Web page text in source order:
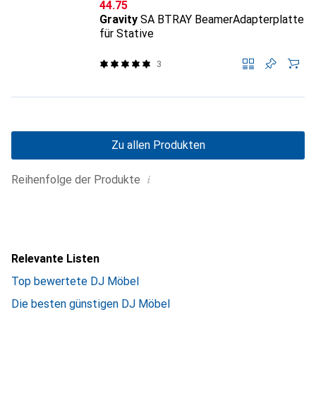
CHF
44.75
Gravity SA BTRAY BeamerAdapterplatte
für Stative
3
Reihenfolge der Produkte i
Zu allen Produkten
Relevante Listen
Top bewertete DJ Möbel
Die besten günstigen DJ Möbel